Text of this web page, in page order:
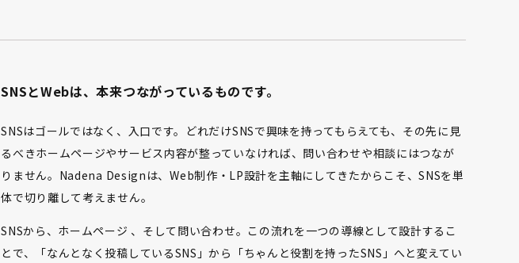
SNSとWebは、本来つながっているものです。
SNSはゴールではなく、入口です。どれだけSNSで興味を持ってもらえても、その先に見
るべきホームページやサービス内容が整っていなければ、問い合わせや相談にはつなが
りません。Nadena Designは、Web制作・LP設計を主軸にしてきたからこそ、SNSを単
体で切り離して考えません。
SNSから、ホームページ 、そして問い合わせ。この流れを一つの導線として設計するこ
とで、「なんとなく投稿しているSNS」から「ちゃんと役割を持ったSNS」へと変えてい